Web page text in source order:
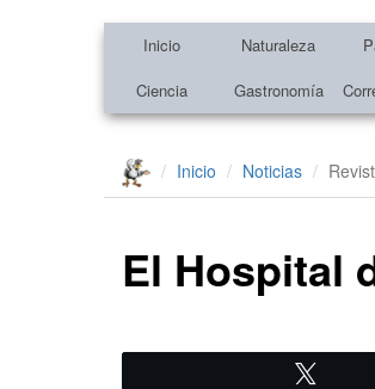
Inicio Naturaleza
Ciencia
Gastronomía
Inicio Noticias
El Hospital